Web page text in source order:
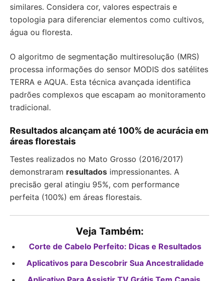
similares. Considera cor, valores espectrais e
topologia para diferenciar elementos como cultivos,
água ou floresta.
O algoritmo de segmentação multiresolução (MRS)
processa informações do sensor MODIS dos satélites
TERRA e AQUA. Esta técnica avançada identifica
padrões complexos que escapam ao monitoramento
tradicional.
Resultados alcançam até 100% de acurácia em
áreas florestais
Testes realizados no Mato Grosso (2016/2017)
demonstraram resultados impressionantes. A
precisão geral atingiu 95%, com performance
perfeita (100%) em áreas florestais.
Veja Também:
Corte de Cabelo Perfeito: Dicas e Resultados
Aplicativos para Descobrir Sua Ancestralidade